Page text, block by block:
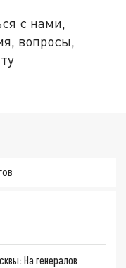
с нами,
вопросы,
На генералов